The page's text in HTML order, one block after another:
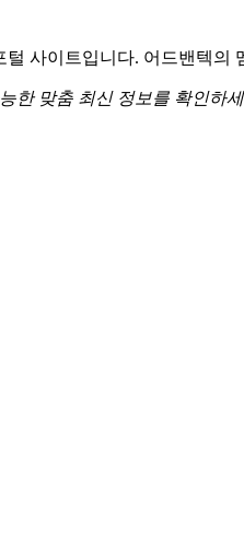
사이트입니다. 어드밴텍
한 맞춤 최신 정보를 확인하